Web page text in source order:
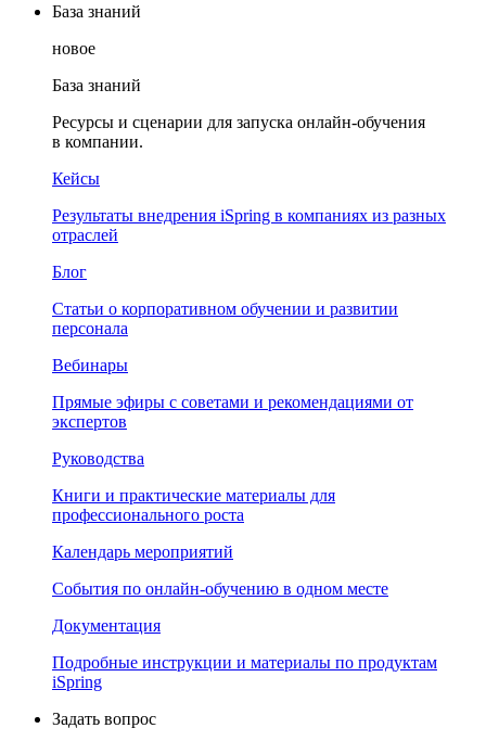
База знаний
новое
База знаний
Ресурсы и сценарии для запуска онлайн-обучения
в компании.
Кейсы
Результаты внедрения iSpring в компаниях из разных
отраслей
Блог
Статьи о корпоративном обучении и развитии
персонала
Вебинары
Прямые эфиры с советами и рекомендациями от
экспертов
Руководства
Книги и практические материалы для
профессионального роста
Календарь мероприятий
События по онлайн-обучению в одном месте
Документация
Подробные инструкции и материалы по продуктам
iSpring
Задать вопрос